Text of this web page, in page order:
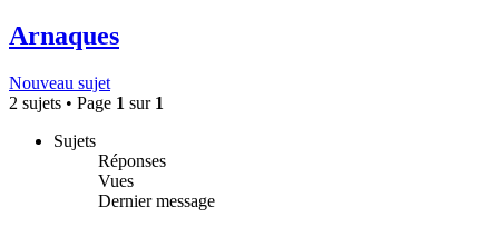
Arnaques
Nouveau sujet
2 sujets • Page 1 sur 1
Sujets
Réponses
Vues
Dernier message